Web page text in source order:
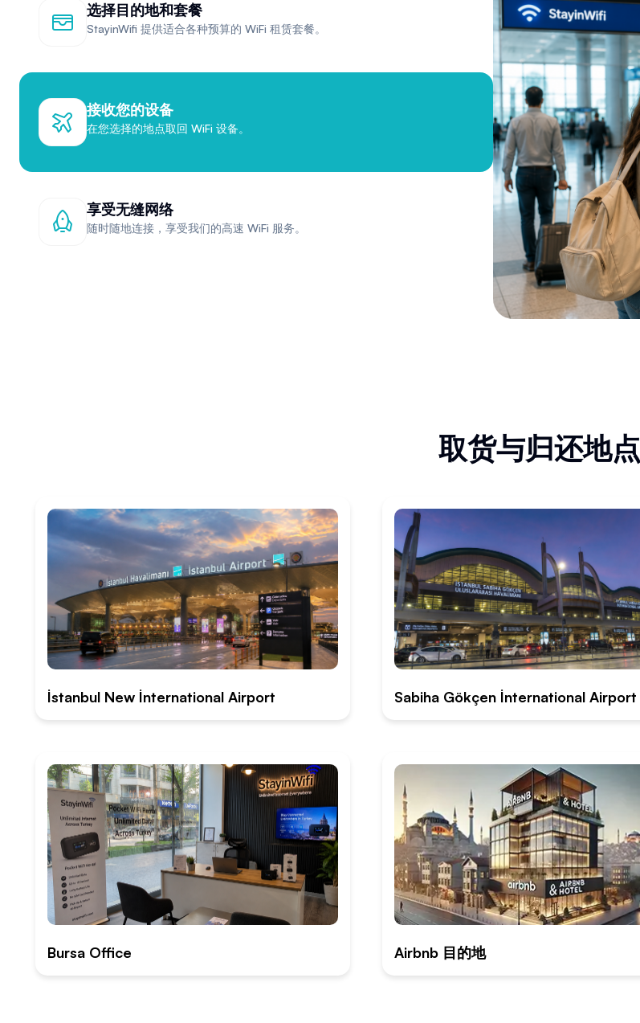
选择目的地和套餐
StayinWifi 提供适合各种预算的 WiFi 租赁套餐。
接收您的设备
在您选择的地点取回 WiFi 设备。
享受无缝网络
随时随地连接，享受我们的高速 WiFi 服务。
取货与归还地点
İstanbul New İnternational Airport Sabiha Gökçen İnternational Airport
Bursa Office Airbnb 目的地